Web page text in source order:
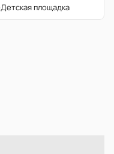
Детская площадка